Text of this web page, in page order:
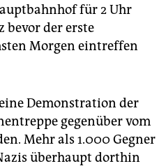
für 2 Uhr
bevor der erste
Morgen eintreffen
Demonstration der
gegenüber vom
Mehr als 1.000 Gegner
überhaupt dorthin